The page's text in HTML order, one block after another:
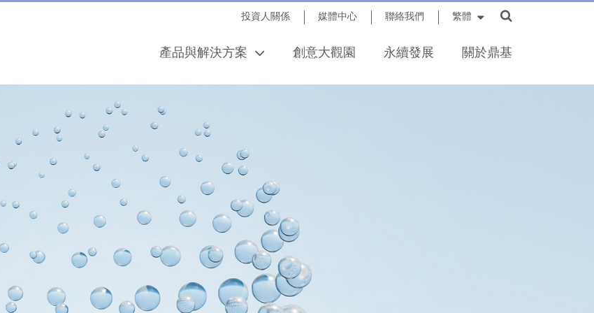
投資人關係 媒體中心 聯絡我們 繁體
產品與解決方案 創意大觀園 永續發展 關於鼎基